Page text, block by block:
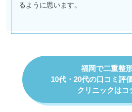
るように思います。
福岡で二重整形
10代・20代の口コミ評
クリニックはコ